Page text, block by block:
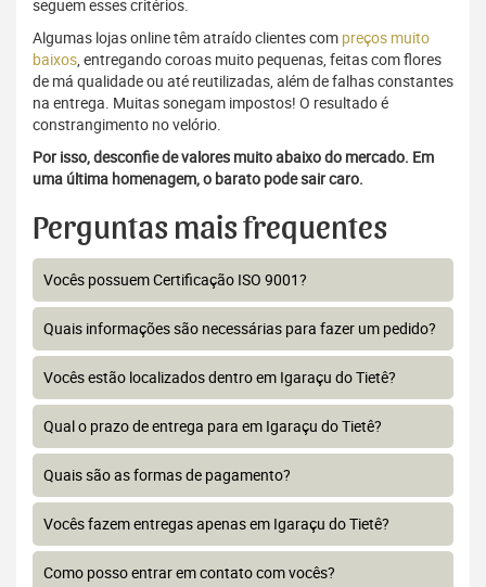
seguem esses critérios.
Algumas lojas online têm atraído clientes com preços muito
baixos, entregando coroas muito pequenas, feitas com flores
de má qualidade ou até reutilizadas, além de falhas constantes
na entrega. Muitas sonegam impostos! O resultado é
constrangimento no velório.
Por isso, desconfie de valores muito abaixo do mercado. Em
uma última homenagem, o barato pode sair caro.
Perguntas mais frequentes
Vocês possuem Certificação ISO 9001?
Quais informações são necessárias para fazer um pedido?
Vocês estão localizados dentro em Igaraçu do Tietê?
Qual o prazo de entrega para em Igaraçu do Tietê?
Quais são as formas de pagamento?
Vocês fazem entregas apenas em Igaraçu do Tietê?
Como posso entrar em contato com vocês?